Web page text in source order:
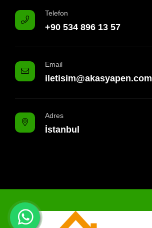
Telefon
+90 534 896 13 57
Email
iletisim@akasyapen.com
Adres
İstanbul